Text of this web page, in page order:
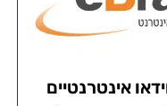
אינטרנטיים